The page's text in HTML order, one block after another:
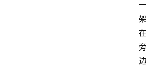
一
架
在
旁
边